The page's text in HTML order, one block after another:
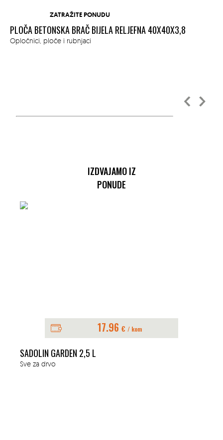
ZATRAŽITE PONUDU
PLOČA BETONSKA BRAČ BIJELA RELJEFNA 40X40X3,8
Opločnici, ploče i rubnjaci
IZDVAJAMO IZ
PONUDE
17.96 € / kom
SADOLIN GARDEN 2,5 L
Sve za drvo